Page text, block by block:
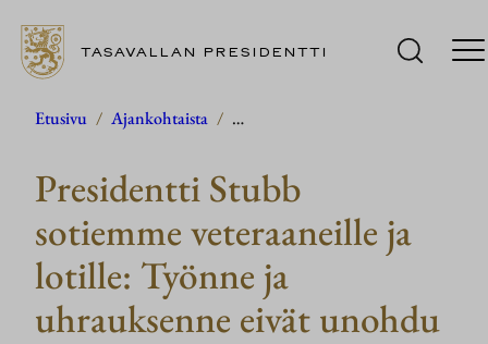
Siirry
TASAVALLAN PRESIDENTTI
Etusivu / Ajankohtaista / …
Presidentti Stubb
sotiemme veteraaneille ja
lotille: Työnne ja
uhrauksenne eivät unohdu